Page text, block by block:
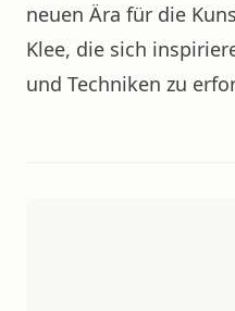
neuen Ära für die
Klee, die sich
und Techniken zu